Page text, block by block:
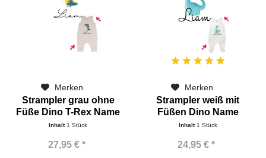
Merken
Strampler grau ohne
Füße Dino T-Rex Name
Inhalt 1 Stück
27,95 € *
Merken
Strampler weiß mit
Füßen Dino Name
Inhalt 1 Stück
24,95 € *